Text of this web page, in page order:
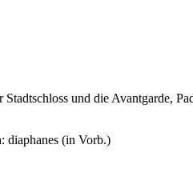
und die Avantgarde,
diaphanes (in Vorb.)